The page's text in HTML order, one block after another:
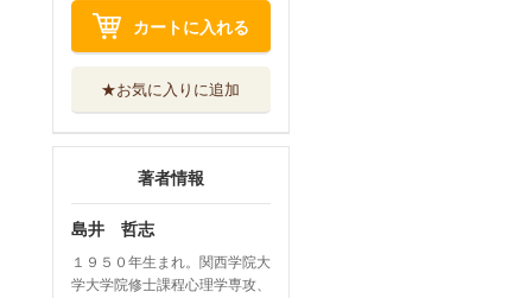
カートに入れる
★お気に入りに追加
著者情報
島井 哲志
１９５０年生まれ。関西学院大
学大学院修士課程心理学専攻、